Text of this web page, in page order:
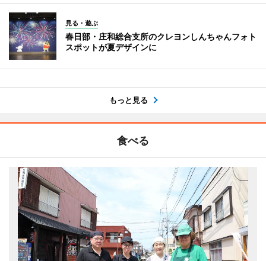
見る・遊ぶ
春日部・庄和総合支所のクレヨンしんちゃんフォト
スポットが夏デザインに
もっと見る
食べる